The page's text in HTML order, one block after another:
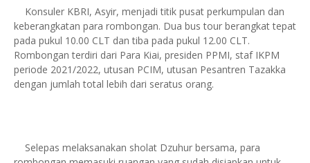
Konsuler KBRI, Asyir, menjadi titik pusat perkumpulan dan
keberangkatan para rombongan. Dua bus tour berangkat tepat
pada pukul 10.00 CLT dan tiba pada pukul 12.00 CLT.
Rombongan terdiri dari Para Kiai, presiden PPMI, staf IKPM
periode 2021/2022, utusan PCIM, utusan Pesantren Tazakka
dengan jumlah total lebih dari seratus orang.
Selepas melaksanakan sholat Dzuhur bersama, para